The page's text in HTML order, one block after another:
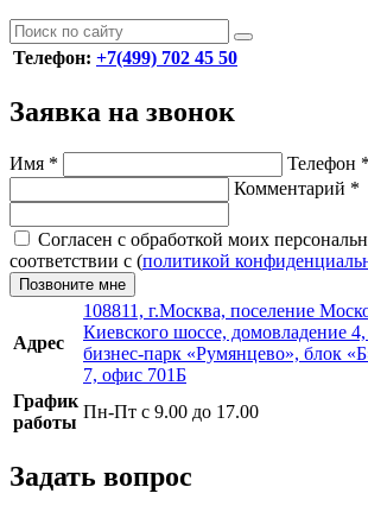
Телефон: +7(499) 702 45 50
Заявка на звонок
Имя * Телефон *
Комментарий *
Согласен с обработкой моих
соответствии с (политикой
Позвоните мне
Адрес
108811, г.Москва, поселение
Киевского шоссе, домовладение 4,
бизнес-парк «Румянцево», блок
7, офис 701Б
График
работы
Пн-Пт с 9.00 до 17.00
Задать вопрос